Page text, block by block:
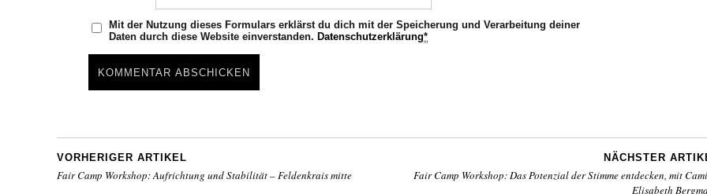
Mit der Nutzung dieses Formulars erklärst du dich mit der Speicherung und Verarbeitung deiner
Daten durch diese Website einverstanden. Datenschutzerklärung*
VORHERIGER ARTIKEL
Fair Camp Workshop: Aufrichtung und Stabilität – Feldenkrais mitte
NÄCHSTER
Fair Camp Workshop: Das Potenzial der Stimme entdecken, mit
Elisabeth